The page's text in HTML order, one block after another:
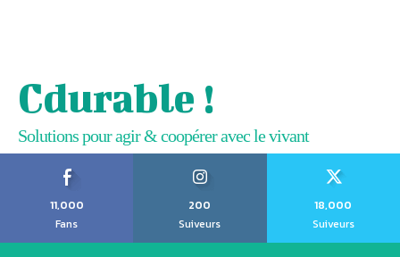
Cdurable !
Solutions pour agir & coopérer avec le vivant
11,000
Fans
200
Suiveurs
18,000
Suiveurs